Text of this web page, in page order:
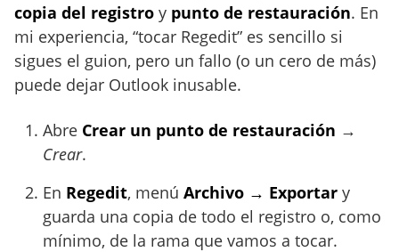
copia del registro y punto de restauración. En
mi experiencia, “tocar Regedit” es sencillo si
sigues el guion, pero un fallo (o un cero de más)
puede dejar Outlook inusable.
Abre Crear un punto de restauración →
Crear.
En Regedit, menú Archivo → Exportar y
guarda una copia de todo el registro o, como
mínimo, de la rama que vamos a tocar.